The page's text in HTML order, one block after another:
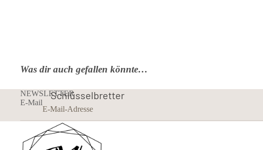
Schlüsselbretter
aus Acryl
Schmuck-Displays
Was dir auch gefallen könnte…
NEWSLETTER
E-Mail